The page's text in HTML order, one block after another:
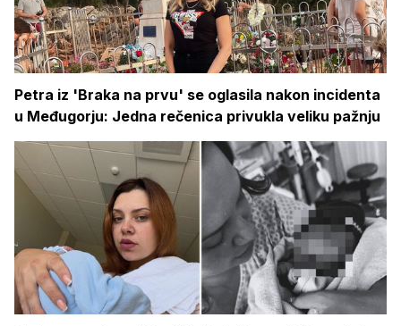
Petra iz 'Braka na prvu' se oglasila nakon incidenta
u Međugorju: Jedna rečenica privukla veliku pažnju